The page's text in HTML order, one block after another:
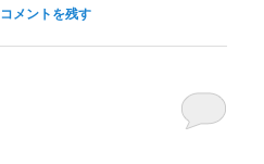
コメントを残す